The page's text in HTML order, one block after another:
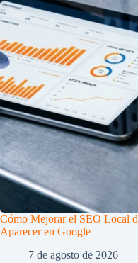
Cómo Mejorar el SEO Local
Aparecer en Google
7 de agosto de 2026